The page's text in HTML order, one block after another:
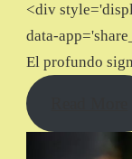
<div
data-
El profundo